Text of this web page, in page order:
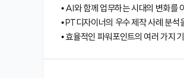
• AI와 함께 업무하는 시대의 변화를
• PT디자이너의 우수 제작 사례 분
• 효율적인 파워포인트의 여러 가지